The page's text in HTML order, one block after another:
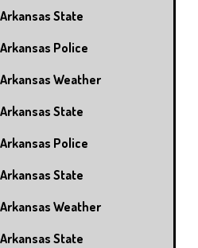
State
Police
Weather
State
Police
State
Weather
State